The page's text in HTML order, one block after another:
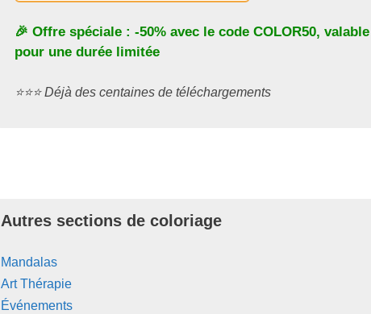
🎉 Offre spéciale : -50% avec le code COLOR50, valable
pour une durée limitée
⭐️⭐️⭐️ Déjà des centaines de téléchargements
Autres sections de coloriage
Mandalas
Art Thérapie
Événements